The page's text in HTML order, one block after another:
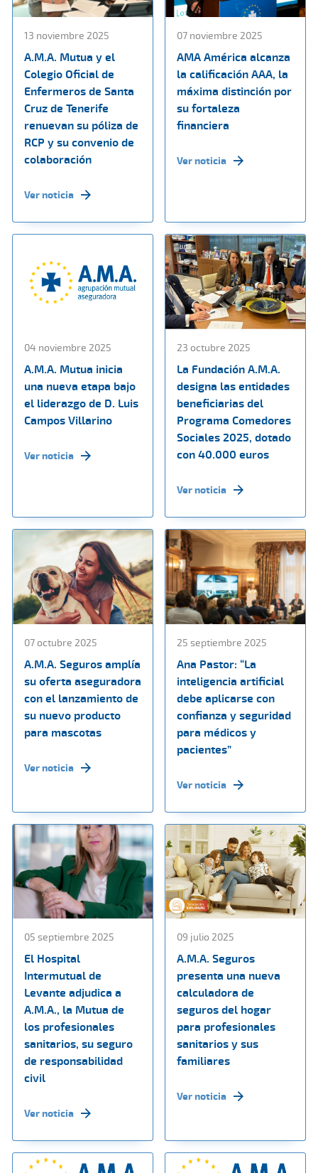
13 noviembre 2025
A.M.A. Mutua y el
Colegio Oficial de
Enfermeros de Santa
Cruz de Tenerife
renuevan su póliza de
RCP y su convenio de
colaboración
Ver noticia
07 noviembre 2025
AMA América alcanza
la calificación AAA, la
máxima distinción por
su fortaleza
financiera
Ver noticia
04 noviembre 2025
A.M.A. Mutua inicia
una nueva etapa bajo
el liderazgo de D. Luis
Campos Villarino
Ver noticia
23 octubre 2025
La Fundación A.M.A.
designa las entidades
beneficiarias del
Programa Comedores
Sociales 2025, dotado
con 40.000 euros
Ver noticia
07 octubre 2025
A.M.A. Seguros amplía
su oferta aseguradora
con el lanzamiento de
su nuevo producto
para mascotas
Ver noticia
25 septiembre 2025
Ana Pastor: “La
inteligencia artificial
debe aplicarse con
confianza y seguridad
para médicos y
pacientes”
Ver noticia
05 septiembre 2025
El Hospital
Intermutual de
Levante adjudica a
A.M.A., la Mutua de
los profesionales
sanitarios, su seguro
de responsabilidad
civil
Ver noticia
09 julio 2025
A.M.A. Seguros
presenta una nueva
calculadora de
seguros del hogar
para profesionales
sanitarios y sus
familiares
Ver noticia